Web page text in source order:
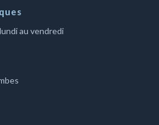
au vendredi